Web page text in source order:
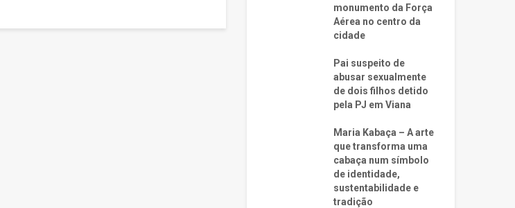
monumento da Força
Aérea no centro da
cidade
Pai suspeito de
abusar sexualmente
de dois filhos detido
pela PJ em Viana
Maria Kabaça – A arte
que transforma uma
cabaça num símbolo
de identidade,
sustentabilidade e
tradição